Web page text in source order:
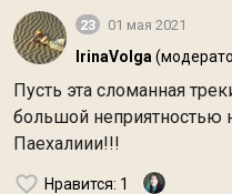
23 01 мая 2021
IrinaVolga
Пусть эта сломанная
большой неприятностью
Паехалиии!!!
Нравится: 1